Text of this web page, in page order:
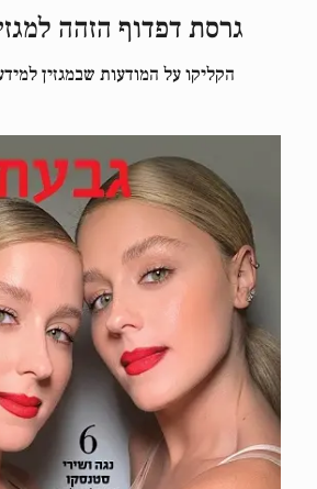
גרסת דפדוף הזהה
הקליקו על המודעות שבמגזין